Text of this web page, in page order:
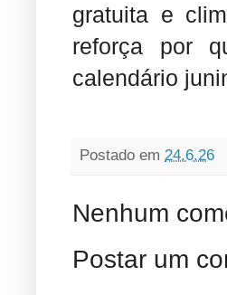
gratuita e
reforça por
calendário
Postado em 24.6.26
Nenhum
Postar um